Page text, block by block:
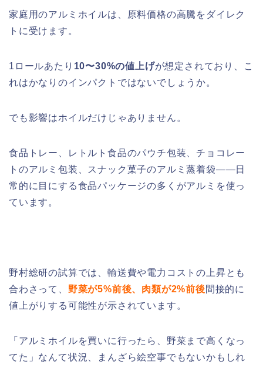
家庭用のアルミホイルは、原料価格の高騰をダイレク
トに受けます。
1ロールあたり 10〜30%の値上げが想定されており、こ
れはかなりのインパクトではないでしょうか。
でも影響はホイルだけじゃありません。
食品トレー、レトルト食品のパウチ包装、チョコレー
トのアルミ包装、スナック菓子のアルミ蒸着袋——日
常的に目にする食品パッケージの多くがアルミを使っ
ています。
野村総研の試算では、輸送費や電力コストの上昇とも
合わさって、 野菜が5%前後、肉類が2%前後間接的に
値上がりする可能性が示されています。
「アルミホイルを買いに行ったら、野菜まで高くなっ
てた」なんて状況、まんざら絵空事でもないかもしれ